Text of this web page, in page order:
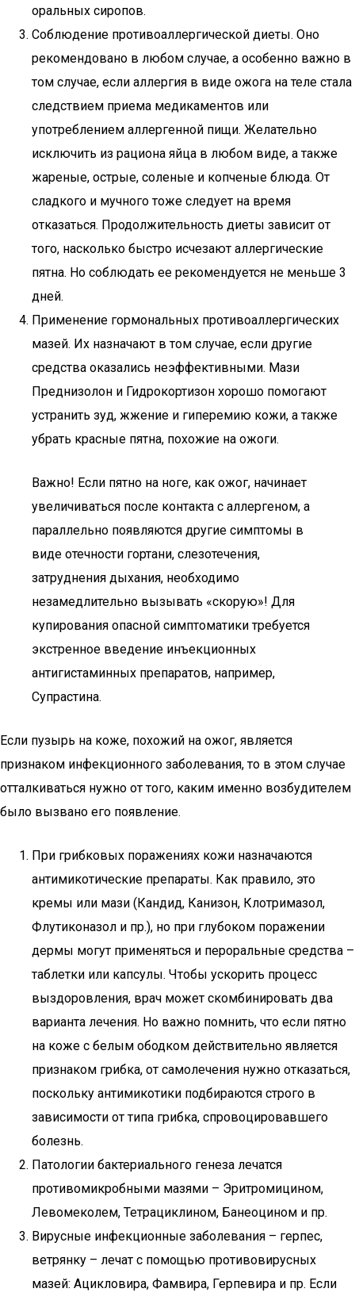
оральных сиропов.
Соблюдение противоаллергической диеты. Оно
рекомендовано в любом случае, а особенно важно в
том случае, если аллергия в виде ожога на теле стала
следствием приема медикаментов или
употреблением аллергенной пищи. Желательно
исключить из рациона яйца в любом виде, а также
жареные, острые, соленые и копченые блюда. От
сладкого и мучного тоже следует на время
отказаться. Продолжительность диеты зависит от
того, насколько быстро исчезают аллергические
пятна. Но соблюдать ее рекомендуется не меньше 3
дней.
Применение гормональных противоаллергических
мазей. Их назначают в том случае, если другие
средства оказались неэффективными. Мази
Преднизолон и Гидрокортизон хорошо помогают
устранить зуд, жжение и гиперемию кожи, а также
убрать красные пятна, похожие на ожоги.
Важно! Если пятно на ноге, как ожог, начинает
увеличиваться после контакта с аллергеном, а
параллельно появляются другие симптомы в
виде отечности гортани, слезотечения,
затруднения дыхания, необходимо
незамедлительно вызывать «скорую»! Для
купирования опасной симптоматики требуется
экстренное введение инъекционных
антигистаминных препаратов, например,
Супрастина.
Если пузырь на коже, похожий на ожог, является
признаком инфекционного заболевания, то в этом случае
отталкиваться нужно от того, каким именно возбудителем
было вызвано его появление.
При грибковых поражениях кожи назначаются
антимикотические препараты. Как правило, это
кремы или мази (Кандид, Канизон, Клотримазол,
Флутиконазол и пр.), но при глубоком поражении
дермы могут применяться и пероральные средства –
таблетки или капсулы. Чтобы ускорить процесс
выздоровления, врач может скомбинировать два
варианта лечения. Но важно помнить, что если пятно
на коже с белым ободком действительно является
признаком грибка, от самолечения нужно отказаться,
поскольку антимикотики подбираются строго в
зависимости от типа грибка, спровоцировавшего
болезнь.
Патологии бактериального генеза лечатся
противомикробными мазями – Эритромицином,
Левомеколем, Тетрациклином, Банеоцином и пр.
Вирусные инфекционные заболевания – герпес,
ветрянку – лечат с помощью противовирусных
мазей: Ацикловира, Фамвира, Герпевира и пр. Если